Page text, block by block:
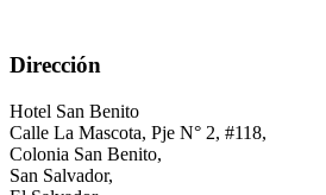
Dirección
Hotel San Benito
Calle La Mascota, Pje N° 2, #118,
Colonia San Benito,
San Salvador,